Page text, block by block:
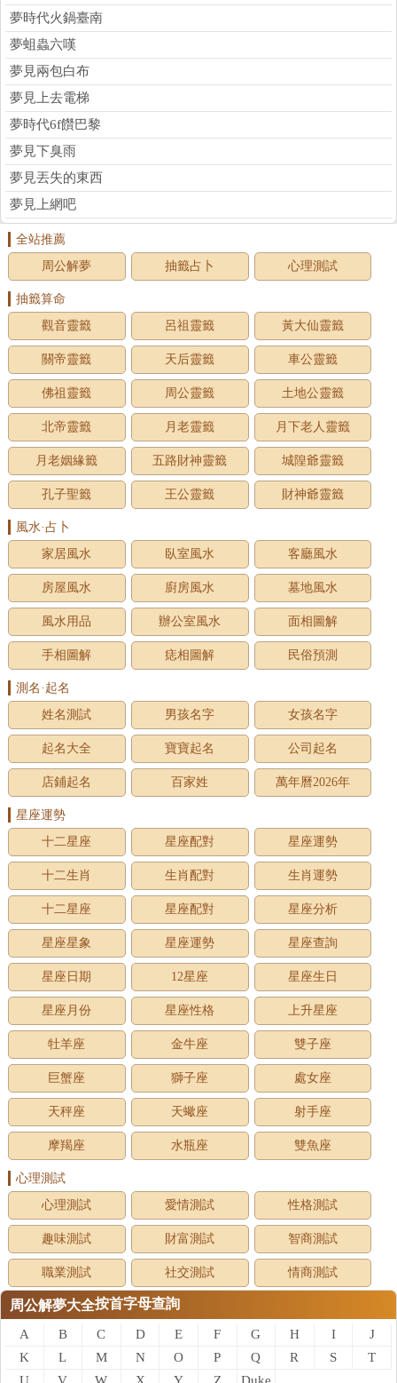
夢時代火鍋臺南
夢蛆蟲六嘆
夢見兩包白布
夢見上去電梯
夢時代6f饡巴黎
夢見下臭雨
夢見丟失的東西
夢見上網吧
全站推薦
周公解夢
抽籤占卜 心理測試
抽籤算命
觀音靈籤
呂祖靈籤 黃大仙靈籤
關帝靈籤 天后靈籤 車公靈籤
佛祖靈籤 周公靈籤 土地公靈籤
北帝靈籤 月老靈籤 月下老人靈籤
月老姻緣籤 五路財神靈籤 城隍爺靈籤
孔子聖籤 王公靈籤 財神爺靈籤
風水·占卜
家居風水
臥室風水 客廳風水
房屋風水 廚房風水 墓地風水
風水用品 辦公室風水 面相圖解
手相圖解 痣相圖解 民俗預測
測名·起名
姓名測試
男孩名字 女孩名字
起名大全 寶寶起名 公司起名
店鋪起名 百家姓 萬年曆2026年
星座運勢
十二星座
星座配對 星座運勢
十二生肖 生肖配對 生肖運勢
十二星座 星座配對 星座分析
星座星象 星座運勢 星座查詢
星座日期 12星座 星座生日
星座月份 星座性格 上升星座
牡羊座 金牛座 雙子座
巨蟹座 獅子座 處女座
天秤座 天蠍座 射手座
摩羯座 水瓶座 雙魚座
心理測試
心理測試
愛情測試 性格測試
趣味測試 財富測試 智商測試
職業測試 社交測試 情商測試
周公解夢大全按首字母查詢
A B C D E F G H I
J
K
L M N O P Q R S
T
U
V W X Y Z Duke